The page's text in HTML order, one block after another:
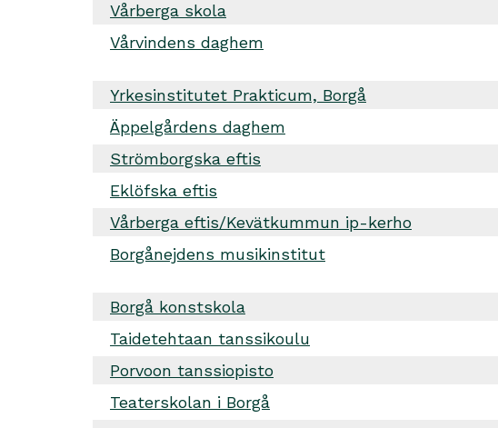
Vårberga skola
Vårvindens daghem
Yrkesinstitutet Prakticum, Borgå
Äppelgårdens daghem
Strömborgska eftis
Eklöfska eftis
Vårberga eftis/Kevätkummun ip-kerho
Borgånejdens musikinstitut
Borgå konstskola
Taidetehtaan tanssikoulu
Porvoon tanssiopisto
Teaterskolan i Borgå